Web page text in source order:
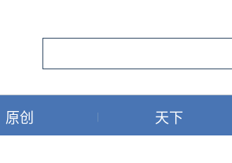
原创 天下